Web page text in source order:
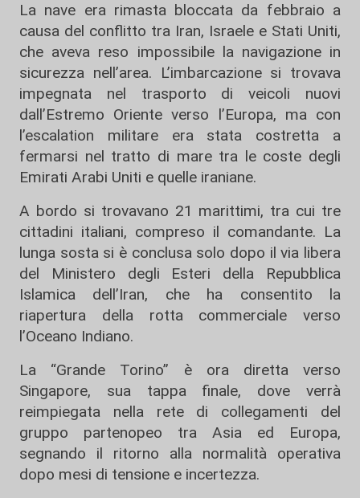
La nave era rimasta bloccata da febbraio a
causa del conflitto tra Iran, Israele e Stati Uniti,
che aveva reso impossibile la navigazione in
sicurezza nell’area. L’imbarcazione si trovava
impegnata nel trasporto di veicoli nuovi
dall’Estremo Oriente verso l’Europa, ma con
l’escalation militare era stata costretta a
fermarsi nel tratto di mare tra le coste degli
Emirati Arabi Uniti e quelle iraniane.
A bordo si trovavano 21 marittimi, tra cui tre
cittadini italiani, compreso il comandante. La
lunga sosta si è conclusa solo dopo il via libera
del Ministero degli Esteri della Repubblica
Islamica dell’Iran, che ha consentito la
riapertura della rotta commerciale verso
l’Oceano Indiano.
La “Grande Torino” è ora diretta verso
Singapore, sua tappa finale, dove verrà
reimpiegata nella rete di collegamenti del
gruppo partenopeo tra Asia ed Europa,
segnando il ritorno alla normalità operativa
dopo mesi di tensione e incertezza.